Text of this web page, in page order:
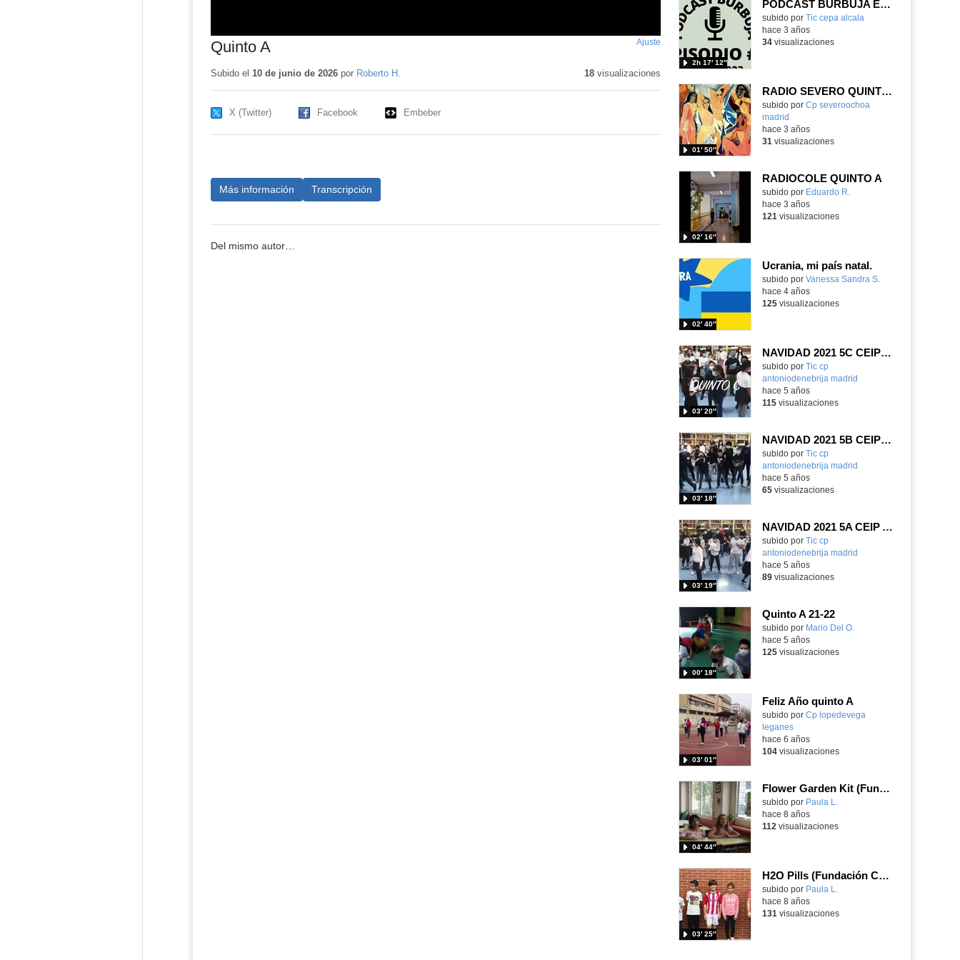
Quinto A Ajuste
pantalla
Subido el 10 de junio de 2026por Roberto H. 18visualizaciones
X (Twitter) Facebook Embeber
Más información Transcripción
Del mismo autor…
PODCAST BURBUJA EPISODIO #5 (Completo)
subido por Tic cepa alcala
2h 17′ 12″
hace 3 años
34visualizaciones
RADIO SEVERO QUINTO A LAS SEÑORITAS DE AVIGNON PICASSO
Contenido educativo.
subido por Cp severoochoa
madrid
01′ 50″
hace 3 años
31 visualizaciones
RADIOCOLE QUINTO A
Contenido educativo.
subido por Eduardo R.
02′ 16″
hace 3 años
121 visualizaciones
Ucrania, mi país natal.
Contenido educativo.
subido por Vanessa Sandra S.
02′ 40″
hace 4 años
125visualizaciones
NAVIDAD 2021 5C CEIP ANTONIO DE NEBRIJA
subido por Tic cp
antoniodenebrija madrid
03′ 20″
hace 5 años
115visualizaciones
NAVIDAD 2021 5B CEIP ANTONIO DE NEBRIJA
subido por Tic cp
antoniodenebrija madrid
03′ 18″
hace 5 años
65visualizaciones
NAVIDAD 2021 5A CEIP ANTONIO DE NEBRIJA
subido por Tic cp
antoniodenebrija madrid
03′ 19″
hace 5 años
89visualizaciones
Quinto A 21-22
subido por Mario Del O.
00′ 18″
hace 5 años
125visualizaciones
Feliz Año quinto A
subido por Cp lopedevega
leganes
03′ 01″
-
hace 6 años
104visualizaciones
Flower Garden Kit (Fundación Create)
Contenido educativo.
subido por Paula L.
04′ 44″
hace 8 años
112 visualizaciones
H2O Pills (Fundación Create)
Contenido educativo.
subido por Paula L.
03′ 25″
hace 8 años
131 visualizaciones